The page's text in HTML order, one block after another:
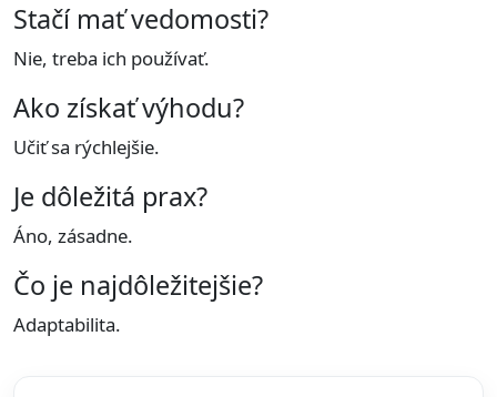
Stačí mať vedomosti?
Nie, treba ich používať.
Ako získať výhodu?
Učiť sa rýchlejšie.
Je dôležitá prax?
Áno, zásadne.
Čo je najdôležitejšie?
Adaptabilita.